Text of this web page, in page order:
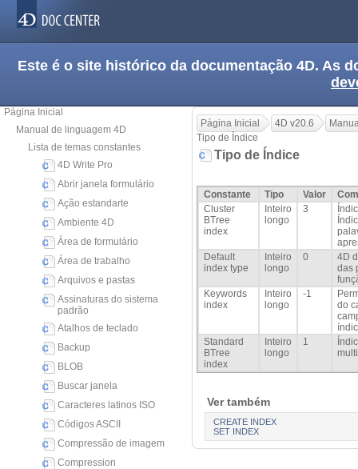
Este é o site histórico da documentação 4D. As
Página Inicial
Manual de linguagem 4D
Lista de temas constantes
4D Write Pro
Abrir janela formulário
Ação estandarte
Ambiente 4D
Área de formulário
Área de trabalho
Arquivos e pastas
Assinaturas do sistema
padrão
Atalhos de teclado
Backup
BLOB
Buscar janela
Caracteres latinos ISO
Códigos ASCII
Compressão de imagem
Compression
Página Inicial 4D v20.6
Tipo de Índice
Tipo de Índice
Constante Tipo Valor
Cluster
BTree
index
Inteiro
longo
3
Default
index type
Inteiro
longo
0
4D
das
Keywords
index
Inteiro
longo
-1
do
Standard
BTree
index
Inteiro
longo
1
Ver também
CREATE INDEX
SET INDEX